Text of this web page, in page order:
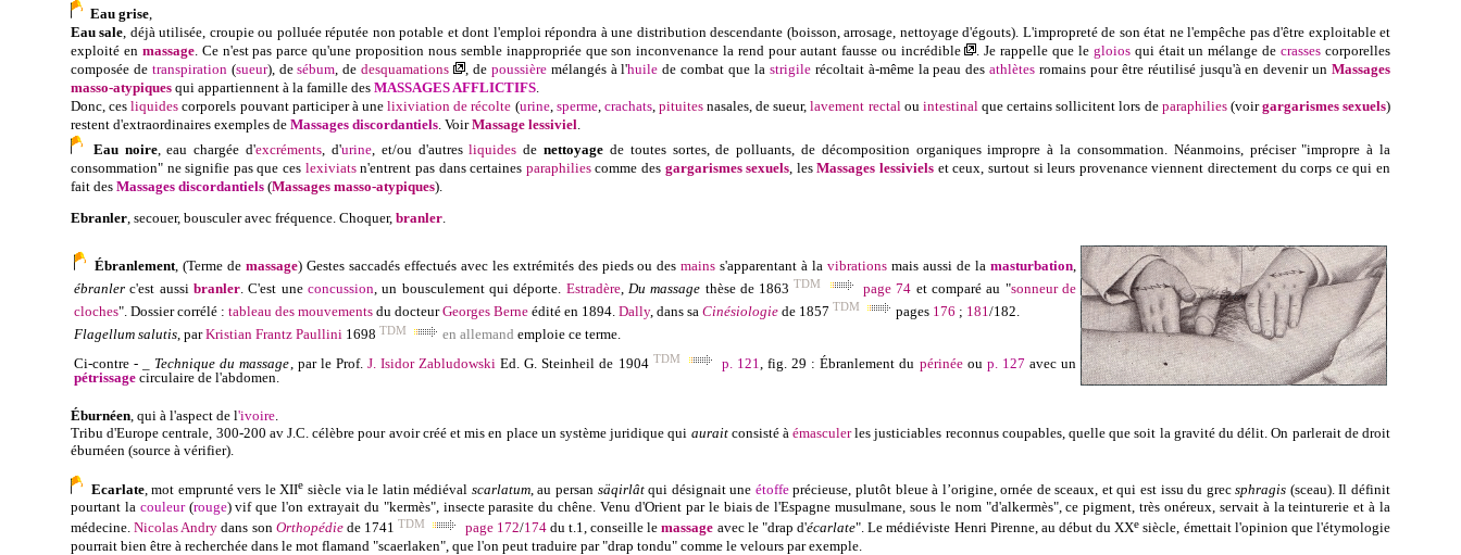
Eau grise
Eau sale , déjà utilisée, croupie ou polluée réputée non potable et dont l'emploi répondra à une distribution descendante (boisson, arrosage, nettoyage d'égouts). L'impropreté de son état ne l'empêche pas d'être exploitable et
exploité en massage. Ce n'est pas parce qu'une proposition nous semble inappropriée que son inconvenance la rend pour autant fausse ou incrédible . Je rappelle que le gloiosqui était unmélange decrasses corporelles
composée de transpiration (sueur), desébum , dedesquamations , de poussièremélangés à l'huile de combat que la strigilerécoltait à-même la peau desathlètes romains pour être réutilisé jusqu'à en devenir unMassages
masso-atypiques qui appartiennent à la famille des MASSAGES AFFLICTIFS
Donc, cesliquides corporels pouvant participer à unelixiviation de récolte (urine, sperme, crachats, pituitesnasales, de sueur,lavement rectal ou intestinal que certains sollicitent lors de paraphilies(voirgargarismes sexuels)
restent d'extraordinaires exemples de Massages discordantiels VoirMassage lessiviel
Eau noire, eau chargée d'excréments , d'urine, et/ou d'autresliquides denettoyage de toutes sortes, de polluants, de décomposition organiques impropre à la consommation. Néanmoins, préciser "impropre à la
consommation" ne signifie pas que ces lexiviatsn'entrent pas dans certaines paraphiliescomme des gargarismes sexuels , lesMassages lessiviels et ceux, surtout si leurs provenance viennent directement du corps ce qui en
fait des Massages discordantiels (Massages masso-atypiques).
Ebranler, secouer, bousculer avec fréquence. Choquer, branler.
Ébranlement, (Terme de massage) Gestes saccadés effectués avec les extrémités des pieds ou desmains s'apparentant à lavibrations mais aussi de lamasturbation
ébranler c'est aussi branler. C'est une concussion , un bousculement qui déporte. Estradère, Du massage thèse de 1863 TDM page 74 et comparé au "sonneur de
cloches". Dossier corrélé : tableau des mouvements du docteurGeorges Berne édité en 1894. Dally, dans sa Cinésiologie de 1857 TDM pages 176 ; 181/182.
Flagellum salutis, parKristian Frantz Paullini 1698 TDM en allemand emploie ce terme.
Ci-contre - _ Technique du massage, par le Prof. J. Isidor Zabludowski Ed. G. Steinheil de 1904 TDM p. 121, fig. 29 : Ébranlement du périnéeou p. 127 avec un
pétrissage circulaire de l'abdomen.
Éburnéen , qui à l'aspect de l'ivoire
Tribu d'Europe centrale, 300-200 av J.C. célèbre pour avoir créé et mis en place un système juridique qui aurait consisté àémasculerles justiciables reconnus coupables, quelle que soit la gravité du délit. On parlerait de droit
éburnéen (source à vérifier).
Ecarlate, mot emprunté vers le XIIe siècle via le latin médiéval scarlatum, au persan säqirlâtqui désignait une étoffeprécieuse, plutôt bleue à l’origine, ornée de sceaux, et qui est issu du grecsphragis (sceau). Il définit
pourtant la couleur (rouge)vif que l'on extrayait du "kermès", insecte parasite du chêne. Venu d'Orient par le biais de l'Espagne musulmane, sous le nom "d'alkermès", ce pigment, très onéreux, servait à la teinturerie et à la
médecine.Nicolas Andry dans son Orthopédie de 1741 TDM page 172/174du t.1, conseille lemassage avec le "drap d'écarlate". Le médiéviste Henri Pirenne, au début du XXe siècle, émettait l'opinion que l'étymologie
pourrait bien être à recherchée dans le mot flamand "scaerlaken", que l'on peut traduire par "drap tondu" comme le velours par exemple.